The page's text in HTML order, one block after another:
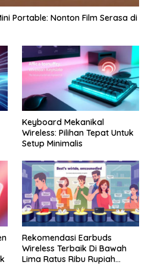
Portable: Nonton Film Serasa di
Keyboard Mekanikal
Wireless: Pilihan Tepat Untuk
Setup Minimalis
Rekomendasi Earbuds
Wireless Terbaik Di Bawah
Lima Ratus Ribu Rupiah